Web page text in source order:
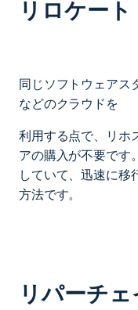
リロケート
同じソフトウェアス
などのクラウドを
利用する点で、リホ
アの購入が不要です
していて、迅速に移
方法です。
リパーチ